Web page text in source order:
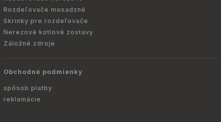
Rozdeľovače mosadzné
Skrinky pre rozdeľovače
Nerezové kotlové zostavy
Záložné zdroje
Obchodné podmienky
spôsob platby
reklamácie